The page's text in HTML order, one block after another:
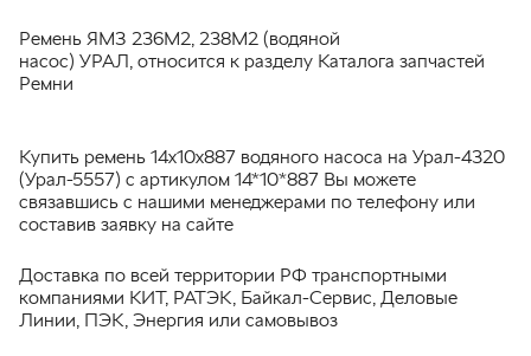
Ремень ЯМЗ 236М2, 238М2 (водяной
насос) УРАЛ, относится к разделу Каталога запчастей
Ремни
Купить ремень 14х10х887 водяного насоса на Урал-4320
(Урал-5557) с артикулом 14*10*887 Вы можете
связавшись с нашими менеджерами по телефону или
составив заявку на сайте
Доставка по всей территории РФ транспортными
компаниями КИТ, РАТЭК, Байкал-Сервис, Деловые
Линии, ПЭК, Энергия или самовывоз